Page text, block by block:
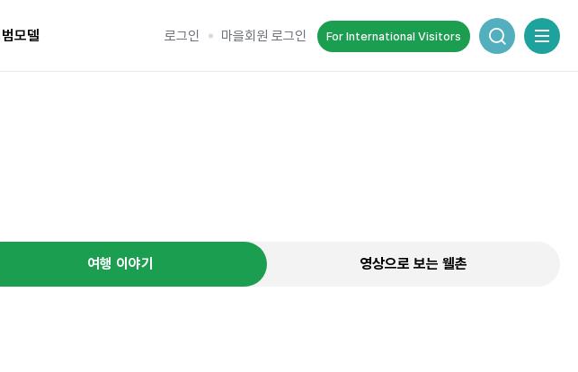
모델 로그인 마을회원 로그인 For International Visitors 통합검색 창
여행 이야기 영상으로 보는 웰촌